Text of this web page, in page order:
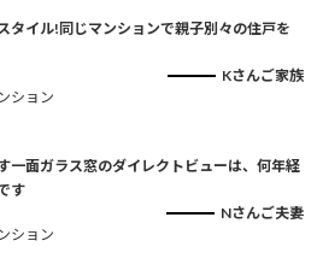
タイル!同じマンションで親子別々の住戸を
Kさんご家族
ション
一面ガラス窓のダイレクトビューは、何年経
す
Nさんご夫妻
ション